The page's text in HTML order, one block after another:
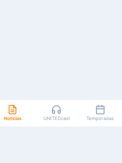
Notícias UNITEDcast Temporadas